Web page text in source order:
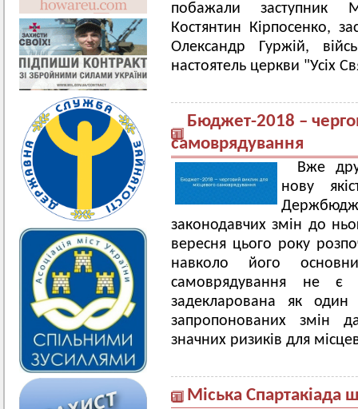
побажали заступник
Костянтин Кірпосенко,
Олександр Гуржій,
настоятель церкви "Усіх
Бюджет-2018 –
самоврядування
Вже
нову
законодавчих змін до
вересня цього року
навколо його
самоврядування не є
задекларована як один
запропонованих змін
значних ризиків для
Міська Спартакіада